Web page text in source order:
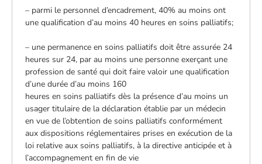
– parmi le personnel d’encadrement, 40% au moins ont
une qualification d’au moins 40 heures en soins palliatifs;
– une permanence en soins palliatifs doit être assurée 24
heures sur 24, par au moins une personne exerçant une
profession de santé qui doit faire valoir une qualification
d’une durée d’au moins 160
heures en soins palliatifs dès la présence d’au moins un
usager titulaire de la déclaration établie par un médecin
en vue de l’obtention de soins palliatifs conformément
aux dispositions réglementaires prises en exécution de la
loi relative aux soins palliatifs, à la directive anticipée et à
l’accompagnement en fin de vie